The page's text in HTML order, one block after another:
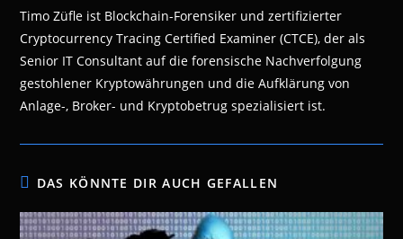
Timo Züfle ist Blockchain-Forensiker und zertifizierter
Cryptocurrency Tracing Certified Examiner (CTCE), der als
Senior IT Consultant auf die forensische Nachverfolgung
gestohlener Kryptowährungen und die Aufklärung von
Anlage-, Broker- und Kryptobetrug spezialisiert ist.
DAS KÖNNTE DIR AUCH GEFALLEN